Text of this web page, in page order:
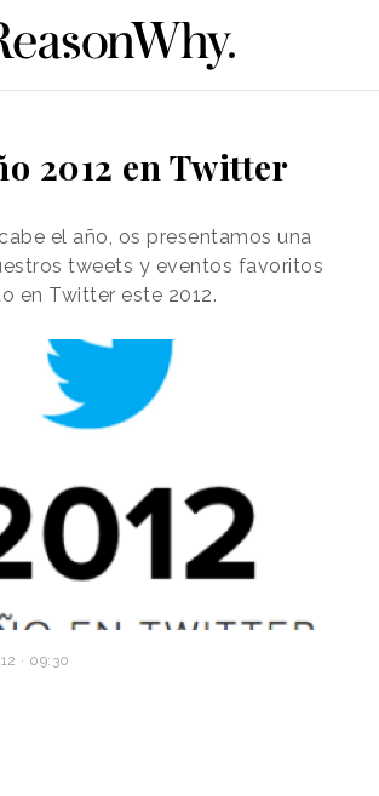
2012 en Twitter
el año, os presentamos una
tweets y eventos favoritos
en Twitter este 2012.
· 09:30